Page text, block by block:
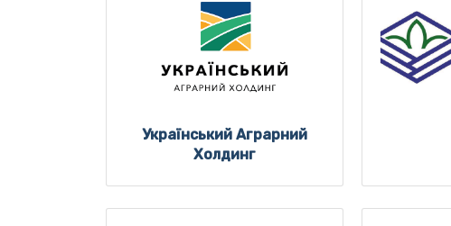
Український Аграрний
Холдинг